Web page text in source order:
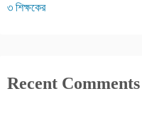
৩ শিক্ষকের
Recent Comments